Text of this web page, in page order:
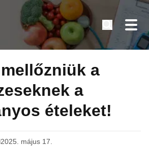
cukorbetegeknek
a
a
ételeket!
2025. május 17.